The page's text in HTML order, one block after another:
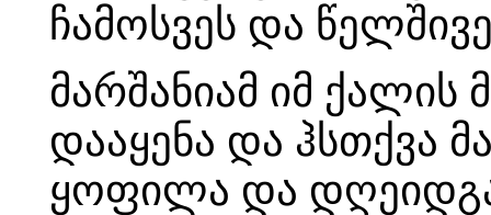
ჩამოსვეს და
მარშანიამ იმ ქალის
დააყენა და ჰსთქვა
ყოფილა და